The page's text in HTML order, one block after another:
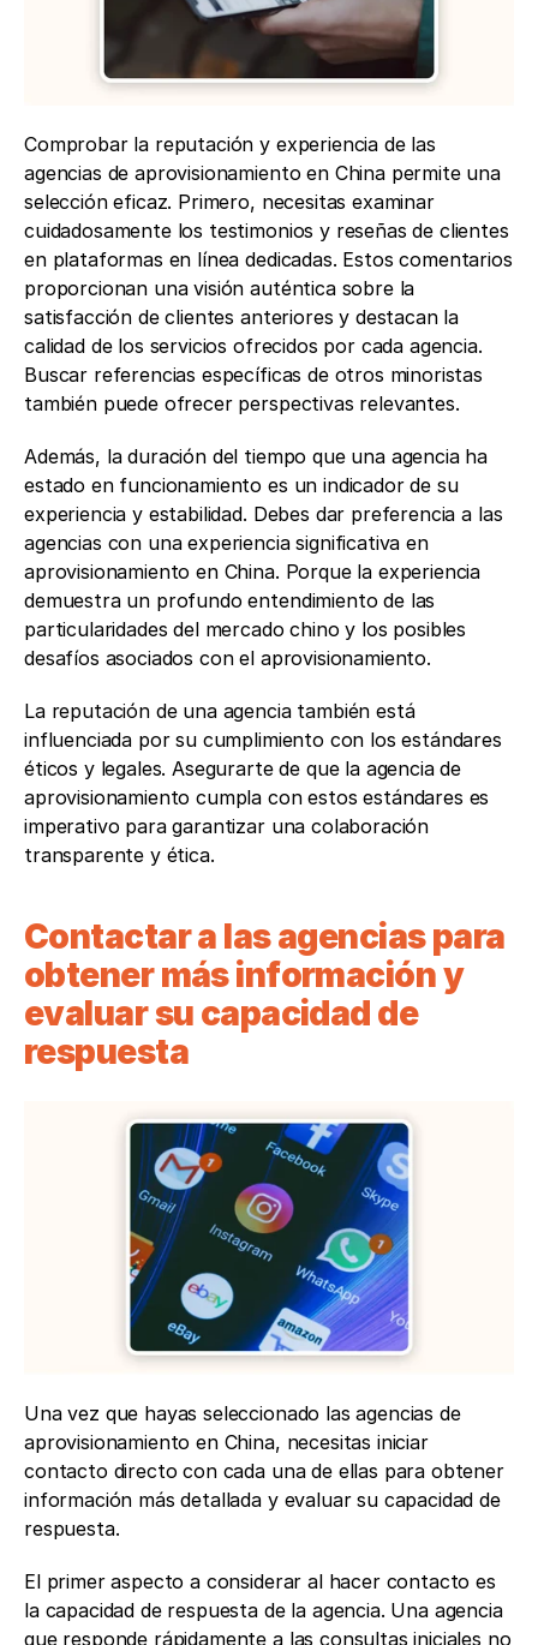
Comprobar la reputación y experiencia de las
agencias de aprovisionamiento en China permite una
selección eficaz. Primero, necesitas examinar
cuidadosamente los testimonios y reseñas de clientes
en plataformas en línea dedicadas. Estos comentarios
proporcionan una visión auténtica sobre la
satisfacción de clientes anteriores y destacan la
calidad de los servicios ofrecidos por cada agencia.
Buscar referencias específicas de otros minoristas
también puede ofrecer perspectivas relevantes.
Además, la duración del tiempo que una agencia ha
estado en funcionamiento es un indicador de su
experiencia y estabilidad. Debes dar preferencia a las
agencias con una experiencia significativa en
aprovisionamiento en China. Porque la experiencia
demuestra un profundo entendimiento de las
particularidades del mercado chino y los posibles
desafíos asociados con el aprovisionamiento.
La reputación de una agencia también está
influenciada por su cumplimiento con los estándares
éticos y legales. Asegurarte de que la agencia de
aprovisionamiento cumpla con estos estándares es
imperativo para garantizar una colaboración
transparente y ética.
Contactar a las agencias para
obtener más información y
evaluar su capacidad de
respuesta
Una vez que hayas seleccionado las agencias de
aprovisionamiento en China, necesitas iniciar
contacto directo con cada una de ellas para obtener
información más detallada y evaluar su capacidad de
respuesta.
El primer aspecto a considerar al hacer contacto es
la capacidad de respuesta de la agencia. Una agencia
que responde rápidamente a las consultas iniciales no